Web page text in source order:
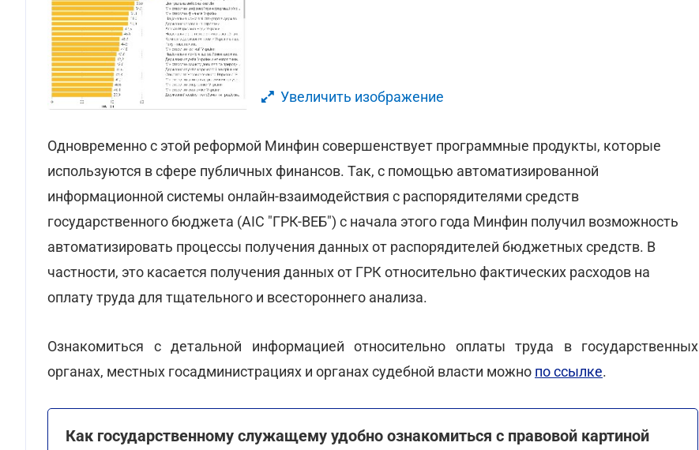
Увеличить изображение
Одновременно с этой реформой Минфин совершенствует программные продукты, которые
используются в сфере публичных финансов. Так, с помощью автоматизированной
информационной системы онлайн-взаимодействия с распорядителями средств
государственного бюджета (АІС "ГРК-ВЕБ") с начала этого года Минфин получил возможность
автоматизировать процессы получения данных от распорядителей бюджетных средств. В
частности, это касается получения данных от ГРК относительно фактических расходов на
оплату труда для тщательного и всестороннего анализа.
Ознакомиться с детальной информацией относительно оплаты труда в государственных
органах, местных госадминистрациях и органах судебной власти можно по ссылке.
Как государственному служащему удобно ознакомиться с правовой картиной